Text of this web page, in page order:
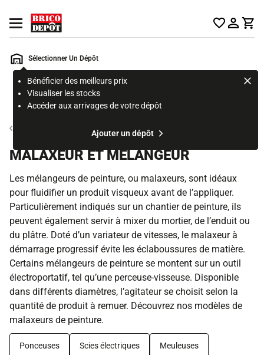
Ouvrir le menu
Sélectionner Un Dépôt
Bénéficier des meilleurs prix
Visualiser les stocks
Accéder aux arrivages de votre dépôt
Ajouter un dépôt
Rechercher
page
Outillage électroportatif de coupe et finition
MALAXEUR ET MÉLANGEUR
Les mélangeurs de peinture, ou malaxeurs, sont idéaux
pour fluidifier un produit visqueux avant de l’appliquer.
Particulièrement indiqués sur un chantier de peinture, ils
peuvent également servir à mixer du mortier, de l’enduit ou
du plâtre. Doté d’un variateur de vitesses, le malaxeur à
démarrage progressif évite les éclaboussures de matière.
Certains mélangeurs de peinture se montent sur un outil
électroportatif, tel qu’une perceuse-visseuse. Disponible
dans différents diamètres, l’agitateur se choisit selon la
quantité de produit à remuer. Découvrez nos modèles de
malaxeurs de peinture.
Ponceuses Scies électriques Meuleuses